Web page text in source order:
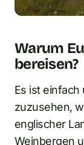
Warum
bereisen?
Es ist einfach
zuzusehen,
englischer
Weinbergen